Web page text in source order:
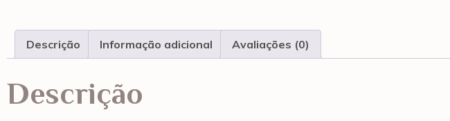
Descrição Informação adicional Avaliações (0)
Descrição